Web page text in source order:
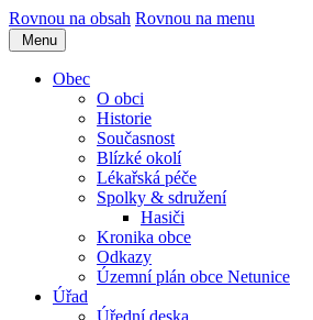
Rovnou na obsah Rovnou na menu
Menu
Obec
O obci
Historie
Současnost
Blízké okolí
Lékařská péče
Spolky & sdružení
Hasiči
Kronika obce
Odkazy
Územní plán obce Netunice
Úřad
Úřední deska